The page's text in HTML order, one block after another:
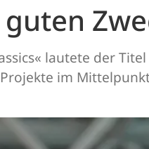
lautete der
im